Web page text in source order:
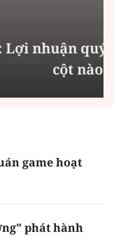
từ trụ
game hoạt
phát hành